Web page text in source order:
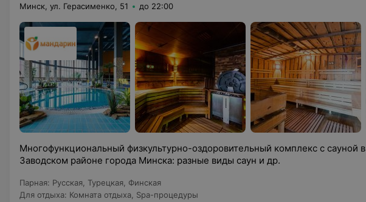
Минск, ул. Герасименко, 51 до 22:00
Многофункциональный физкультурно-оздоровительный комплекс с сауной в
Заводском районе города Минска: разные виды саун и др.
Парная: Русская Турецкая Финская
Для отдыха: Комната отдыха Spa-процедуры